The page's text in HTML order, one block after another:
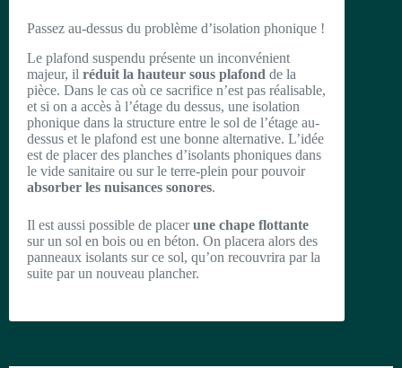
Passez au-dessus du problème d’isolation phonique !
Le plafond suspendu présente un inconvénient
majeur, il réduit la hauteur sous plafond de la
pièce. Dans le cas où ce sacrifice n’est pas réalisable,
et si on a accès à l’étage du dessus, une isolation
phonique dans la structure entre le sol de l’étage au-
dessus et le plafond est une bonne alternative. L’idée
est de placer des planches d’isolants phoniques dans
le vide sanitaire ou sur le terre-plein pour pouvoir
absorber les nuisances sonores.
Il est aussi possible de placerune chape flottante
sur un sol en bois ou en béton. On placera alors des
panneaux isolants sur ce sol, qu’on recouvrira par la
suite par un nouveau plancher.